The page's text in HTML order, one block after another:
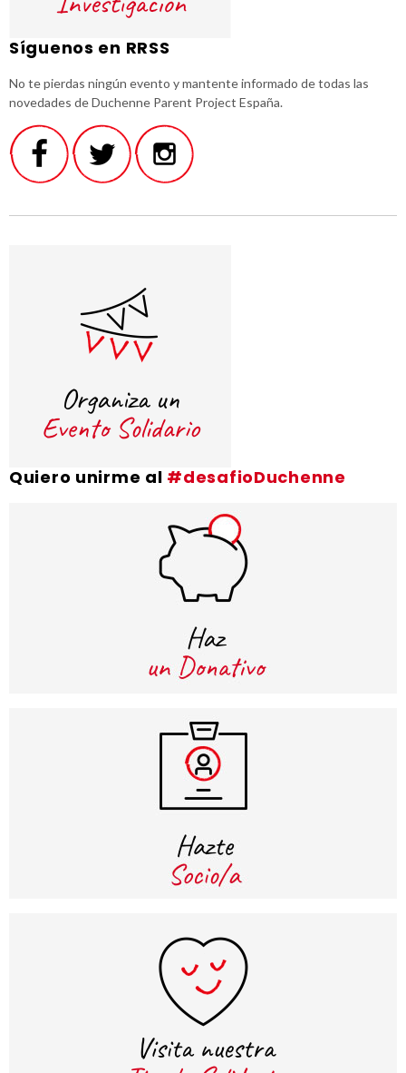
Síguenos en RRSS
No te pierdas ningún evento y mantente informado de todas las
novedades de Duchenne Parent Project España.
Quiero unirme al #desafioDuchenne